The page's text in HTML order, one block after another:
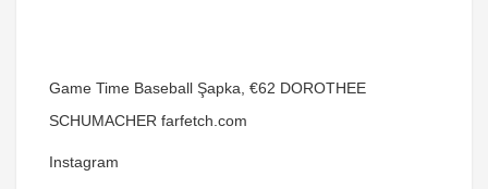
Game Time Baseball Şapka, €62 DOROTHEE
SCHUMACHER farfetch.com
Instagram